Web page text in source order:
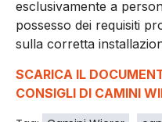
esclusivamente a
possesso dei requisiti
sulla corretta
SCARICA IL
CONSIGLI DI CAMINI